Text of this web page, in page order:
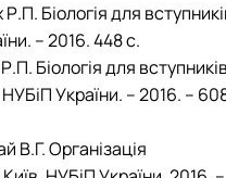
Біологія для
– 2016. 448 с.
Біологія для
України. – 2016. –
В.Г. Організація